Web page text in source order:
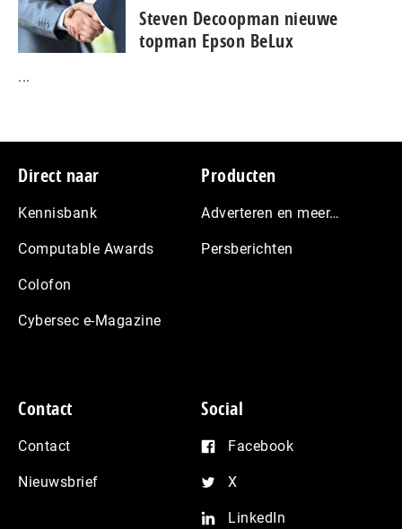
Steven Decoopman nieuwe
topman Epson BeLux
...
Footer
Direct naar
Kennisbank
Computable Awards
Colofon
Cybersec e-Magazine
Producten
Adverteren en meer…
Persberichten
Contact
Contact
Nieuwsbrief
Social
Facebook
X
LinkedIn